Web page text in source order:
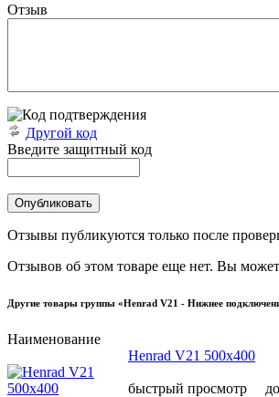
Отзыв
Другой код
Введите защитный код
Отзывы публикуются только после
Отзывов об этом товаре еще нет. Вы
Другие товары группы «Henrad V21 - Нижнее
Наименование
Henrad V21 500х400
быстрый просмотр